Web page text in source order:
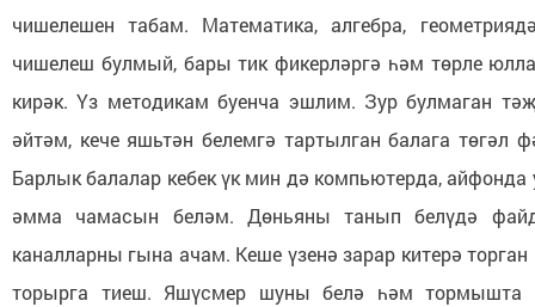
чишелешен табам. Математика, алгебра,
чишелеш булмый, бары тик фикерләргә һәм төрле
кирәк. Үз методикам буенча эшлим. Зур булмаган
әйтәм, кече яшьтән белемгә тартылган балага төгәл
Барлык балалар кебек үк мин дә компьютерда,
әмма чамасын беләм. Дөньяны танып белүдә
каналларны гына ачам. Кеше үзенә зарар китерә
торырга тиеш. Яшүсмер шуны белә һәм тормышта